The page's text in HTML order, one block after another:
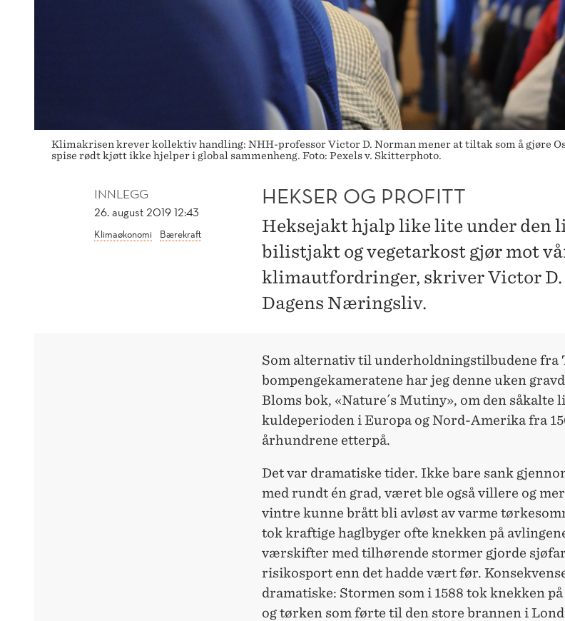
Klimakrisen krever kollektiv handling: NHH-professor Victor D. Norman mener at tiltak som å gjøre
spise rødt kjøtt ikke hjelper i global sammenheng. Foto: Pexels v. Skitterphoto.
INNLEGG
26. august 2019 12:43
Klimaøkonomi Bærekraft
HEKSER OG PROFITT
Heksejakt hjalp like lite under den
bilistjakt og vegetarkost gjør mot
klimautfordringer, skriver Victor
Dagens Næringsliv.
Som alternativ til underholdningstilbudene fra
bompengekameratene har jeg denne uken
Bloms bok, «Nature´s Mutiny», om den såkalte
kuldeperioden i Europa og Nord-Amerika fra
århundrene etterpå.
Det var dramatiske tider. Ikke bare sank
med rundt én grad, været ble også villere og
vintre kunne brått bli avløst av varme
tok kraftige haglbyger ofte knekken på
værskifter med tilhørende stormer gjorde
risikosport enn det hadde vært før.
dramatiske: Stormen som i 1588 tok knekken
og tørken som førte til den store brannen i